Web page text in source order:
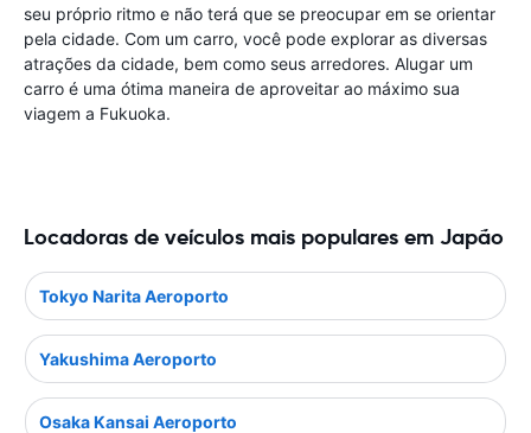
seu próprio ritmo e não terá que se preocupar em se orientar
pela cidade. Com um carro, você pode explorar as diversas
atrações da cidade, bem como seus arredores. Alugar um
carro é uma ótima maneira de aproveitar ao máximo sua
viagem a Fukuoka.
Locadoras de veículos mais populares em Japão
Tokyo Narita Aeroporto
Yakushima Aeroporto
Osaka Kansai Aeroporto